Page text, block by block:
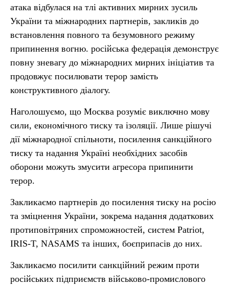
атака відбулася на тлі активних мирних зусиль
України та міжнародних партнерів, закликів до
встановлення повного та безумовного режиму
припинення вогню. російська федерація демонструє
повну зневагу до міжнародних мирних ініціатив та
продовжує посилювати терор замість
конструктивного діалогу.
Наголошуємо, що Москва розуміє виключно мову
сили, економічного тиску та ізоляції. Лише рішучі
дії міжнародної спільноти, посилення санкційного
тиску та надання Україні необхідних засобів
оборони можуть змусити агресора припинити
терор.
Закликаємо партнерів до посилення тиску на росію
та зміцнення України, зокрема надання додаткових
протиповітряних спроможностей, систем Patriot,
IRIS-T, NASAMS та інших, боєприпасів до них.
Закликаємо посилити санкційний режим проти
російських підприємств військово-промислового